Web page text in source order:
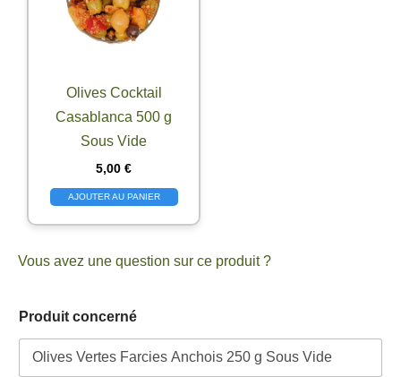
Olives Cocktail
Casablanca 500 g
Sous Vide
5,00 €
AJOUTER AU PANIER
Vous avez une question sur ce produit ?
Produit concerné